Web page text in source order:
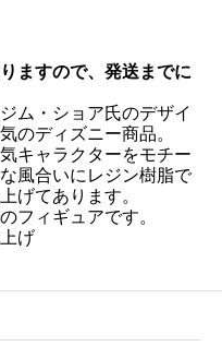
ますので、発送までに
ム・ショア氏のデザイ
のディズニー商品。
キャラクターをモチー
風合いにレジン樹脂で
げてあります。
フィギュアです。
げ